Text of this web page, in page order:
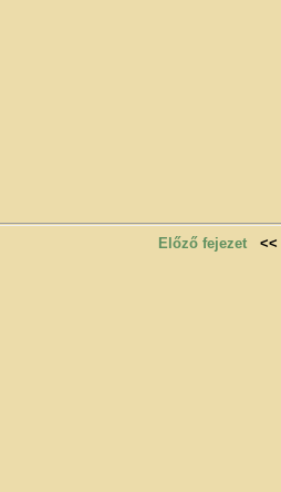
Előző fejezet <<